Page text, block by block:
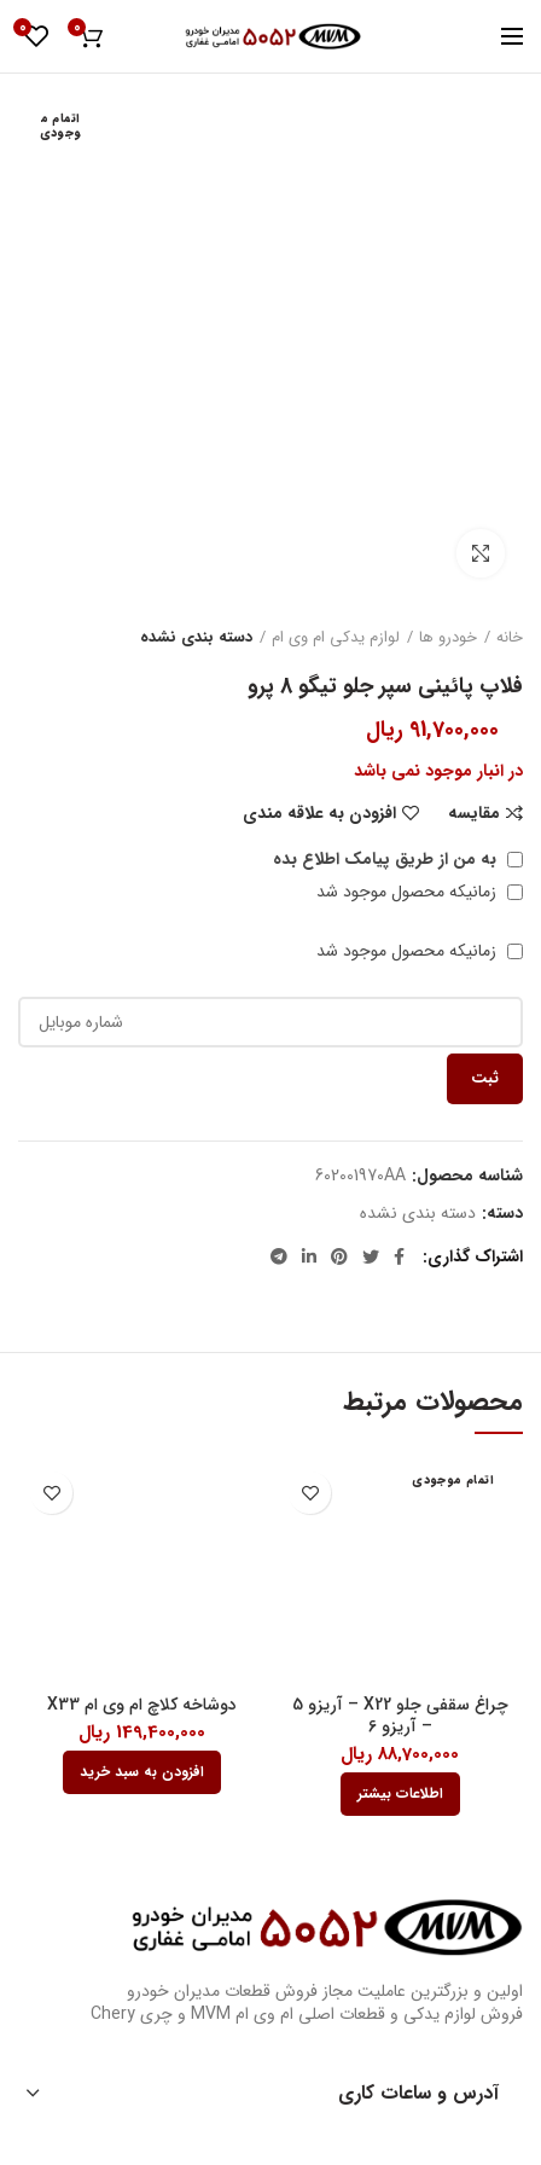
0
0
اتمام م
وجودی
خانه خودرو ها لوازم یدکی ام وی ام دسته بندی نشده
فلاپ پائینی سپر جلو تیگو 8 پرو
91,700,000 ریال
در انبار موجود نمی باشد
مقایسه
افزودن به علاقه مندی
به من از طریق پیامک اطلاع بده
زمانیکه محصول موجود شد
زمانیکه محصول موجود شد
ثبت
شناسه محصول: 602001970AA
دسته: دسته بندی نشده
اشتراک گذاری
محصولات مرتبط
اتمام موجودی
چراغ سقفی جلو X22 – آریزو 5
– آریزو 6
88,700,000 ریال
اطلاعات بیشتر
دوشاخه کلاچ ام وی ام X33
149,400,000 ریال
افزودن به سبد خرید
اولین و بزرگترین عاملیت مجاز فروش قطعات مدیران خودرو
فروش لوازم یدکی و قطعات اصلی ام وی ام MVM و چری Chery
آدرس و ساعات کاری